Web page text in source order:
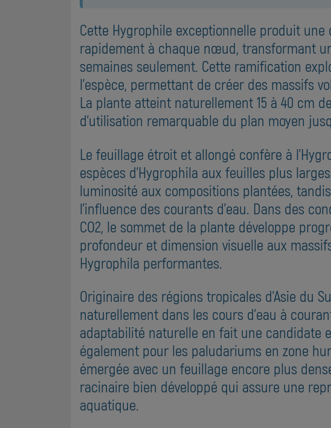
Cette Hygrophile exceptionnelle produit
rapidement à chaque nœud, transformant
semaines seulement. Cette ramification
l'espèce, permettant de créer des massifs
La plante atteint naturellement 15 à 40 cm
d'utilisation remarquable du plan moyen
Le feuillage étroit et allongé confère à
espèces d'Hygrophila aux feuilles plus
luminosité aux compositions plantées,
l'influence des courants d'eau. Dans des
CO2, le sommet de la plante développe
profondeur et dimension visuelle aux
Hygrophila performantes.
Originaire des régions tropicales d'Asie du
naturellement dans les cours d'eau à
adaptabilité naturelle en fait une candidate
également pour les paludariums en zone
émergée avec un feuillage encore plus
racinaire bien développé qui assure une
aquatique.